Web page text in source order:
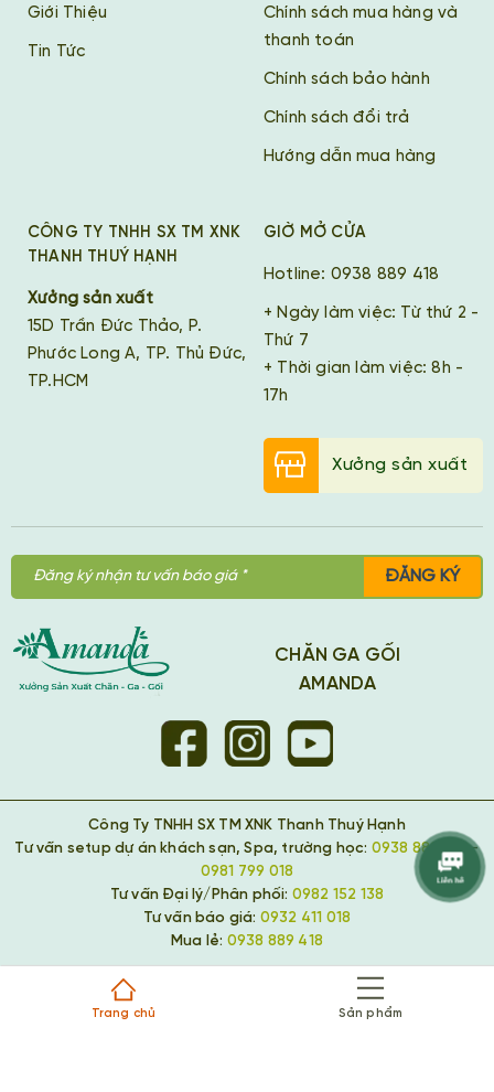
Trang chủ Sản phẩm
Giới Thiệu
Tin Tức
Chính sách mua hàng và
thanh toán
Chính sách bảo hành
Chính sách đổi trả
Hướng dẫn mua hàng
CÔNG TY TNHH SX TM XNK
THANH THUÝ HẠNH
Xưởng sản xuất
15D Trần Đức Thảo, P.
Phước Long A, TP. Thủ Đức,
TP.HCM
GIỜ MỞ CỬA
Hotline: 0938 889 418
+ Ngày làm việc: Từ thứ 2 -
Thứ 7
+ Thời gian làm việc: 8h -
17h
Xưởng sản xuất
ĐĂNG KÝ
CHĂN GA GỐI
AMANDA
Công Ty TNHH SX TM XNK Thanh Thuý Hạnh
Tư vấn setup dự án khách sạn, Spa, trường học: 0938 889 418 -
0981 799 018
Tư vấn Đại lý/Phân phối: 0982 152 138
Tư vấn báo giá: 0932 411 018
Mua lẻ: 0938 889 418